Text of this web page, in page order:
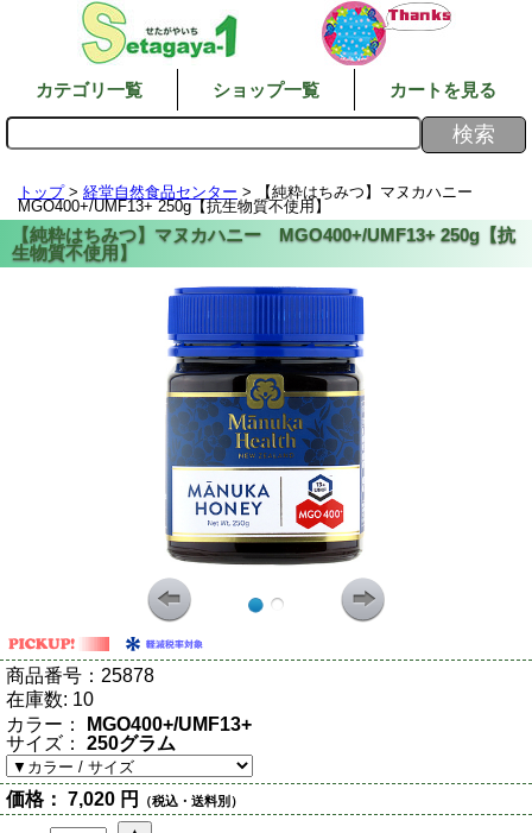
カテゴリ一覧 ショップ一覧 カートを見る
トップ> 経堂自然食品センター > 【純粋はちみつ】マヌカハニー
MGO400+/UMF13+ 250g【抗生物質不使用】
商品番号： 25878
在庫数: 10
カラー：
MGO400+/UMF13+
サイズ：
250グラム
価格： 7,020 円 （税込・送料別）